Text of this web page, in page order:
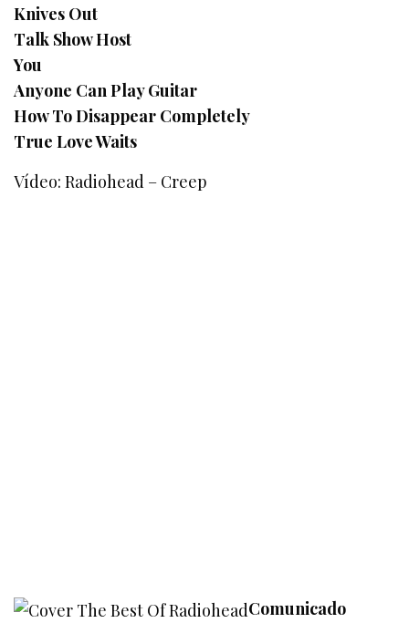
Knives Out
Talk Show Host
You
Anyone Can Play Guitar
How To Disappear Completely
True Love Waits
Vídeo: Radiohead – Creep
Comunicado